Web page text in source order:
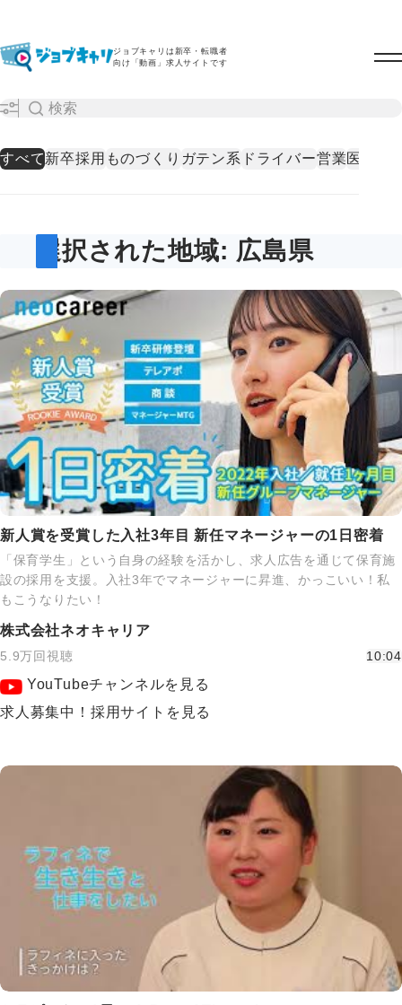
ジョブキャリは新卒・転職者
向け「動画」求人サイトです
すべて新卒採用 ものづくり ガテン系 ドライバー営業医療・
選択された地域: 広島県
新人賞を受賞した入社3年目 新任マネージャーの1日密着
「保育学生」という自身の経験を活かし、求人広告を通じて保育施
設の採用を支援。入社3年でマネージャーに昇進、かっこいい！私
もこうなりたい！
株式会社ネオキャリア
5.9万回視聴 10:04
YouTubeチャンネルを見る
求人募集中！採用サイトを見る